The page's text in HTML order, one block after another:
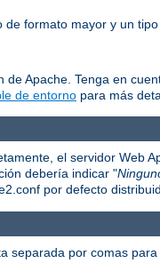
formato mayor y un
Apache. Tenga en
de entorno para más
el servidor Web
debería indicar "
por defecto
separada por comas